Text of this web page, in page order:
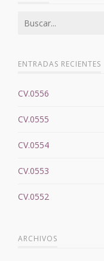
ENTRADAS RECIENTES
CV.0556
CV.0555
CV.0554
CV.0553
CV.0552
ARCHIVOS